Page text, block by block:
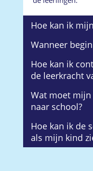
Hoe kan ik
Wanneer
Hoe kan ik
de leerkracht
Wat moet
naar school?
Hoe kan ik de
als mijn kind